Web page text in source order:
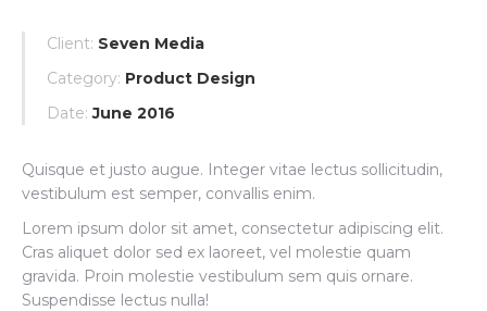
Client: Seven Media
Category: Product Design
Date: June 2016
Quisque et justo augue. Integer vitae lectus sollicitudin,
vestibulum est semper, convallis enim.
Lorem ipsum dolor sit amet, consectetur adipiscing elit.
Cras aliquet dolor sed ex laoreet, vel molestie quam
gravida. Proin molestie vestibulum sem quis ornare.
Suspendisse lectus nulla!